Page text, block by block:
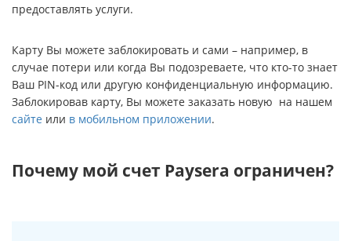
предоставлять услуги.
Карту Вы можете заблокировать и сами – например, в
случае потери или когда Вы подозреваете, что кто-то знает
Ваш PIN-код или другую конфиденциальную информацию.
Заблокировав карту, Вы можете заказать новую на нашем
сайте или в мобильном приложении.
Почему мой счет Paysera ограничен?